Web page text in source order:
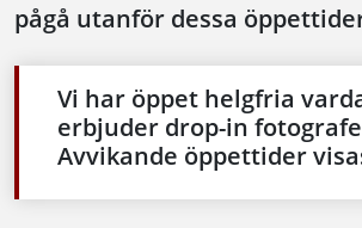
pågå utanför dessa
Vi har öppet helgfria
erbjuder drop-in
Avvikande öppettider